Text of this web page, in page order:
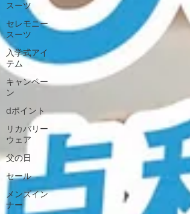
スーツ
セレモニー
スーツ
入学式アイ
テム
キャンペー
ン
dポイント
リカバリー
ウェア
父の日
セール
メンズイン
ナー